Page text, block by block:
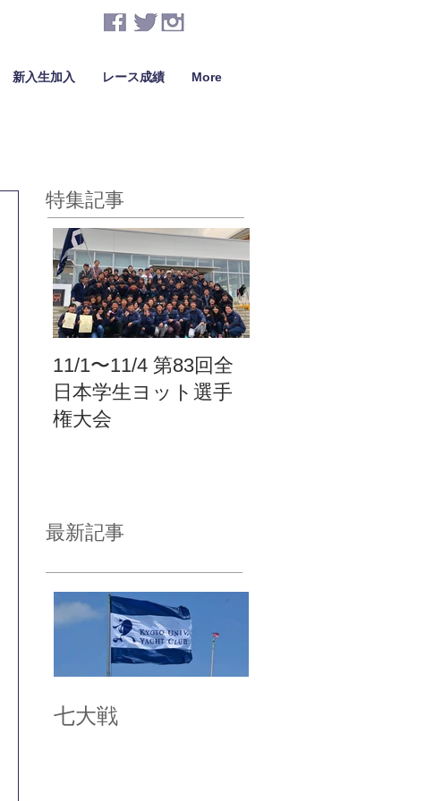
新入生加入 レース成績 More
特集記事
11/1〜11/4 第83回全
日本学生ヨット選手
権大会
最新記事
七大戦